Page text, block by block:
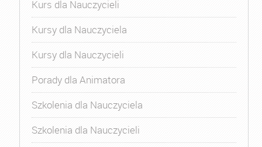
Kurs dla Nauczycieli
Kursy dla Nauczyciela
Kursy dla Nauczycieli
Porady dla Animatora
Szkolenia dla Nauczyciela
Szkolenia dla Nauczycieli